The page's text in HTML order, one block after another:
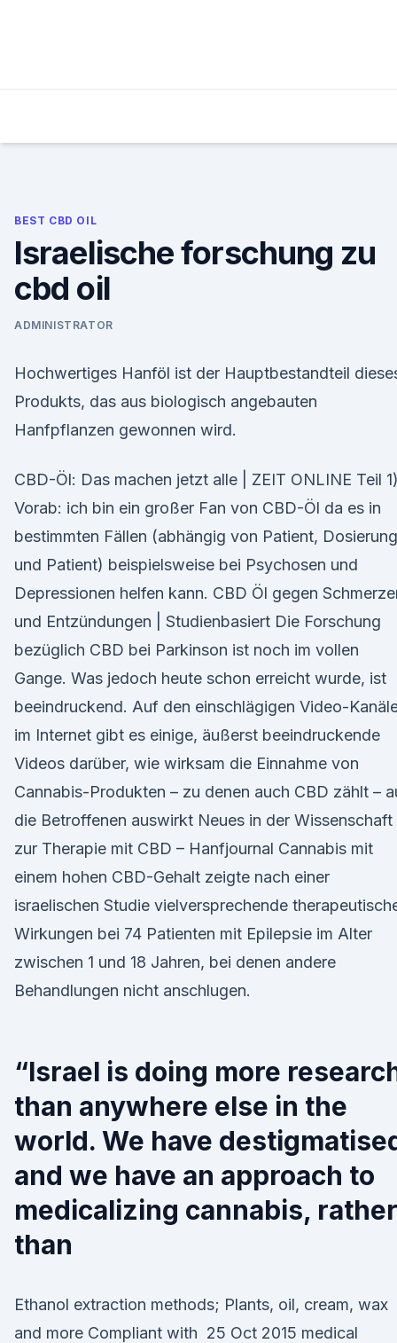
BEST CBD OIL
Israelische forschung zu
cbd oil
ADMINISTRATOR
Hochwertiges Hanföl ist der Hauptbestandteil
Produkts, das aus biologisch angebauten
Hanfpflanzen gewonnen wird.
CBD-Öl: Das machen jetzt alle | ZEIT ONLINE Teil 1)
Vorab: ich bin ein großer Fan von CBD-Öl da es in
bestimmten Fällen (abhängig von Patient, Dosierung
und Patient) beispielsweise bei Psychosen und
Depressionen helfen kann. CBD Öl gegen
und Entzündungen | Studienbasiert Die Forschung
bezüglich CBD bei Parkinson ist noch im vollen
Gange. Was jedoch heute schon erreicht wurde, ist
beeindruckend. Auf den einschlägigen Video-
im Internet gibt es einige, äußerst beeindruckende
Videos darüber, wie wirksam die Einnahme von
Cannabis-Produkten – zu denen auch CBD zählt –
die Betroffenen auswirkt Neues in der Wissenschaft
zur Therapie mit CBD – Hanfjournal Cannabis mit
einem hohen CBD-Gehalt zeigte nach einer
israelischen Studie vielversprechende
Wirkungen bei 74 Patienten mit Epilepsie im Alter
zwischen 1 und 18 Jahren, bei denen andere
Behandlungen nicht anschlugen.
“Israel is doing more
than anywhere else in the
world. We have
and we have an approach to
medicalizing cannabis, rather
than
Ethanol extraction methods; Plants, oil, cream, wax
and more Compliant with 25 Oct 2015 medical